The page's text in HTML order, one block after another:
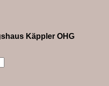
Käppler OHG